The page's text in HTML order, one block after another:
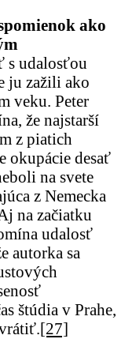
ako
s udalosťou
ju zažili ako
veku. Peter
že najstarší
z piatich
okupácie desať
na svete
z Nemecka
na začiatku
udalosť
autorka sa
štúdia v Prahe,
[27]